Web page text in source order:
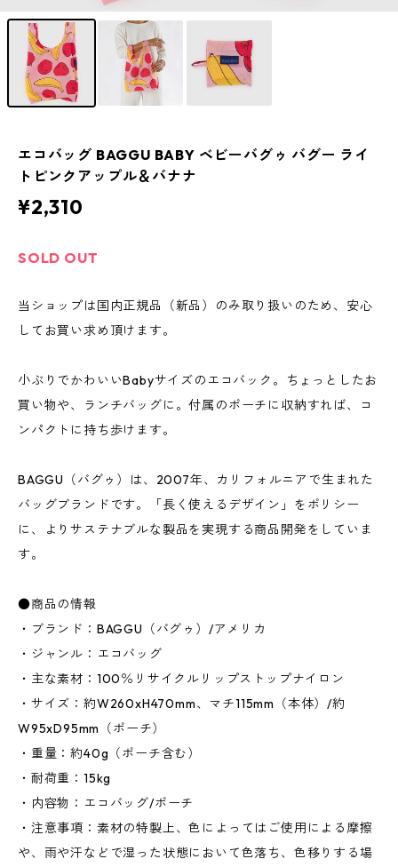
エコバッグ BAGGU BABY ベビーバグゥ バグー ライ
トピンクアップル＆バナナ
¥2,310
SOLD OUT
当ショップは国内正規品（新品）のみ取り扱いのため、安心
してお買い求め頂けます。
小ぶりでかわいいBabyサイズのエコバック。ちょっとしたお
買い物や、ランチバッグに。付属のポーチに収納すれば、コ
ンパクトに持ち歩けます。
BAGGU（バグゥ）は、2007年、カリフォルニアで生まれた
バッグブランドです。「長く使えるデザイン」をポリシー
に、よりサステナブルな製品を実現する商品開発をしていま
す。
●商品の情報
・ブランド：BAGGU（バグゥ）/アメリカ
・ジャンル：エコバッグ
・主な素材：100％リサイクルリップストップナイロン
・サイズ：約W260xH470mm、マチ115mm（本体）/約
W95xD95mm（ポーチ）
・重量：約40g（ポーチ含む）
・耐荷重：15kg
・内容物：エコバッグ/ポーチ
・注意事項：素材の特製上、色によってはご使用による摩擦
や、雨や汗などで湿った状態において色落ち、色移りする場